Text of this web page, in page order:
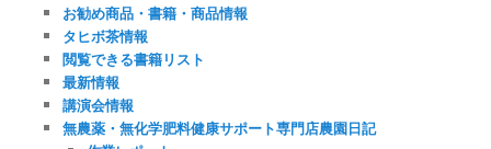
お勧め商品・書籍・商品情報
タヒボ茶情報
閲覧できる書籍リスト
最新情報
講演会情報
無農薬・無化学肥料健康サポート専門店農園日記